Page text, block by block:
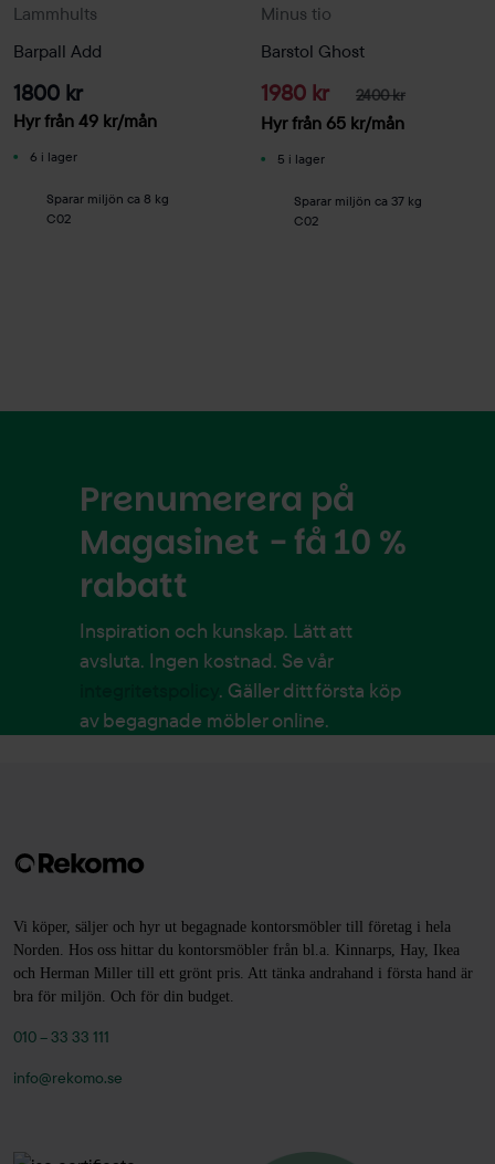
Lammhults
Barpall Add
1800 kr
Hyr från 49 kr/mån
6 i lager
Sparar miljön ca 8 kg
C02
Minus tio
Barstol Ghost
1980 kr 2400 kr
Hyr från 65 kr/mån
5 i lager
Sparar miljön ca 37 kg
C02
Prenumerera på
Magasinet - få 10 %
rabatt
Inspiration och kunskap. Lätt att
avsluta. Ingen kostnad. Se vår
. Gäller ditt första köp
av begagnade möbler online.
Vi köper, säljer och hyr ut begagnade kontorsmöbler till företag i hela
Norden. Hos oss hittar du kontorsmöbler från bl.a. Kinnarps, Hay, Ikea
och Herman Miller till ett grönt pris. Att tänka andrahand i första hand är
bra för miljön. Och för din budget.
010 – 33 33 111
info@rekomo.se